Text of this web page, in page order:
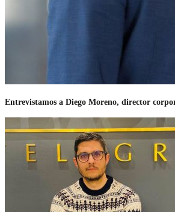
Entrevistamos a Diego Moreno, director